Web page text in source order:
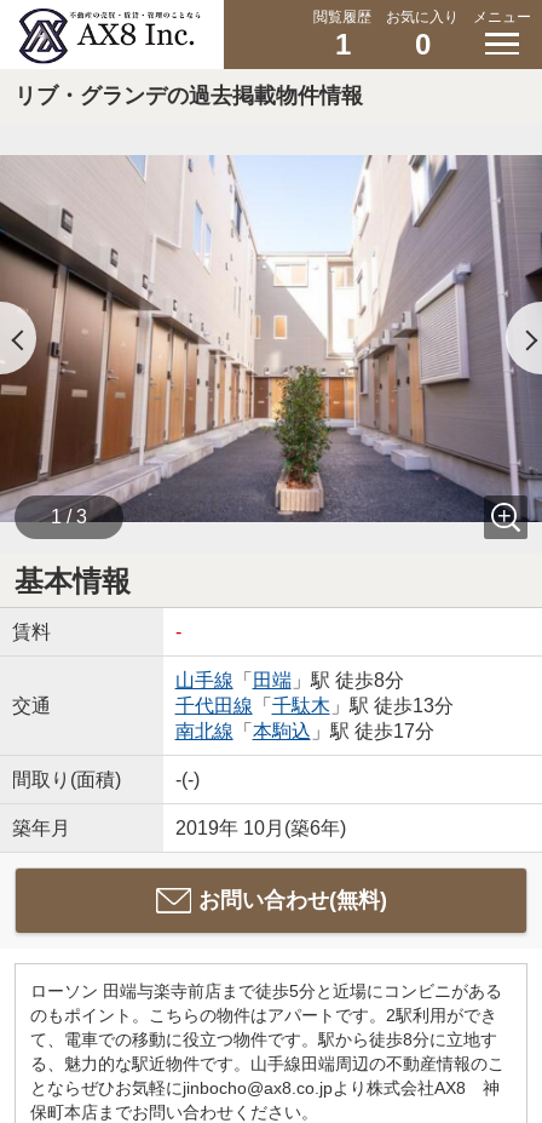
閲覧履歴
1
お気に入り
0
メニュー
リブ・グランデの過去掲載物件情報
1 / 3
基本情報
賃料 -
交通
山手線 「 田端」駅 徒歩8分
千代田線 「 千駄木 」駅 徒歩13分
南北線 「 本駒込 」駅 徒歩17分
間取り(面積) -(-)
築年月 2019年 10月(築6年)
お問い合わせ(無料)
ローソン 田端与楽寺前店まで徒歩5分と近場にコンビニがある
のもポイント。こちらの物件はアパートです。2駅利用ができ
て、電車での移動に役立つ物件です。駅から徒歩8分に立地す
る、魅力的な駅近物件です。山手線田端周辺の不動産情報のこ
とならぜひお気軽にjinbocho@ax8.co.jpより株式会社AX8 神
保町本店までお問い合わせください。